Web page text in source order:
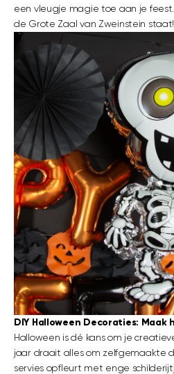
een vleugje magie toe aan je
de Grote Zaal van Zweinstein staat!
DIY Halloween Decoraties:
Halloween is dé kans om je
jaar draait alles om zelfgemaakte
servies opfleurt met enge